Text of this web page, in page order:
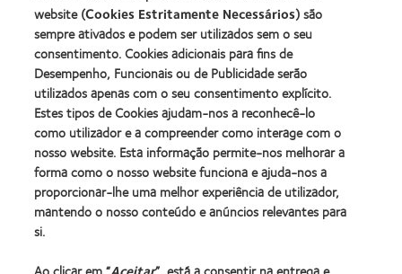
(ML
100)
Award
(2012)
about
2012
REBRAND
100®
Global
Award
(2012)
about
Prémio
da
Industria
da
BCLA
Os nossos produtos
Tecnologia de lentes de contacto
Encontre as suas lentes
Procurar um centro
website (Cookies Estritamente Necessários) são
sempre ativados e podem ser utilizados sem o seu
consentimento. Cookies adicionais para fins de
Desempenho, Funcionais ou de Publicidade serão
utilizados apenas com o seu consentimento explícito.
Estes tipos de Cookies ajudam-nos a reconhecê-lo
como utilizador e a compreender como interage com o
nosso website. Esta informação permite-nos melhorar a
forma como o nosso website funciona e ajuda-nos a
proporcionar-lhe uma melhor experiência de utilizador,
mantendo o nosso conteúdo e anúncios relevantes para
si.